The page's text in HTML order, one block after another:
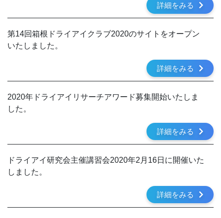
詳細をみる
第14回箱根ドライアイクラブ2020のサイトをオープン
いたしました。
詳細をみる
2020年ドライアイリサーチアワード募集開始いたしま
した。
詳細をみる
ドライアイ研究会主催講習会2020年2月16日に開催いた
しました。
詳細をみる